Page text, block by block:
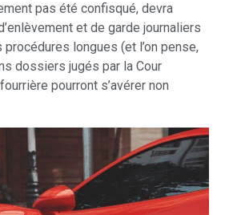
pas été confisqué, devra
et de garde journaliers
longues (et l’on pense,
dossiers jugés par la Cour
pourront s’avérer non